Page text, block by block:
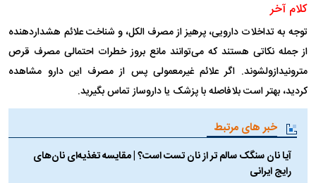
کلام آخر
توجه به تداخلات دارویی، پرهیز از مصرف الکل، و شناخت علائم هشداردهنده
از جمله نکاتی هستند که می‌توانند مانع بروز خطرات احتمالی مصرف قرص
مترونیدازولشوند. اگر علائم غیرمعمولی پس از مصرف این دارو مشاهده
کردید، بهتر است بلافاصله با پزشک یا داروساز تماس بگیرید.
خبر های مرتبط
آیا نان سنگک سالم تر از نان تست است؟ | مقایسه تغذیه‌ای نان‌های
رایج ایرانی